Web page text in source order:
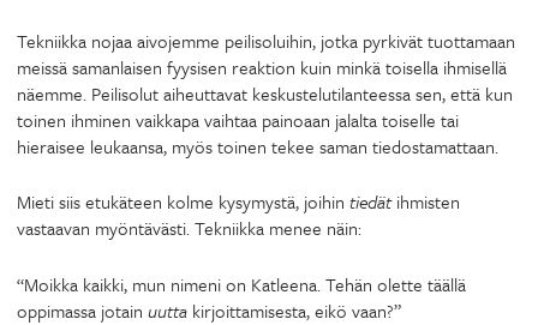
Tekniikka nojaa aivojemme peilisoluihin, jotka pyrkivät tuottamaan
meissä samanlaisen fyysisen reaktion kuin minkä toisella ihmisellä
näemme. Peilisolut aiheuttavat keskustelutilanteessa sen, että kun
toinen ihminen vaikkapa vaihtaa painoaan jalalta toiselle tai
hieraisee leukaansa, myös toinen tekee saman tiedostamattaan.
Mieti siis etukäteen kolme kysymystä, joihin tiedätihmisten
vastaavan myöntävästi. Tekniikka menee näin:
“Moikka kaikki, mun nimeni on Katleena. Tehän olette täällä
oppimassa jotain uutta kirjoittamisesta, eikö vaan?”